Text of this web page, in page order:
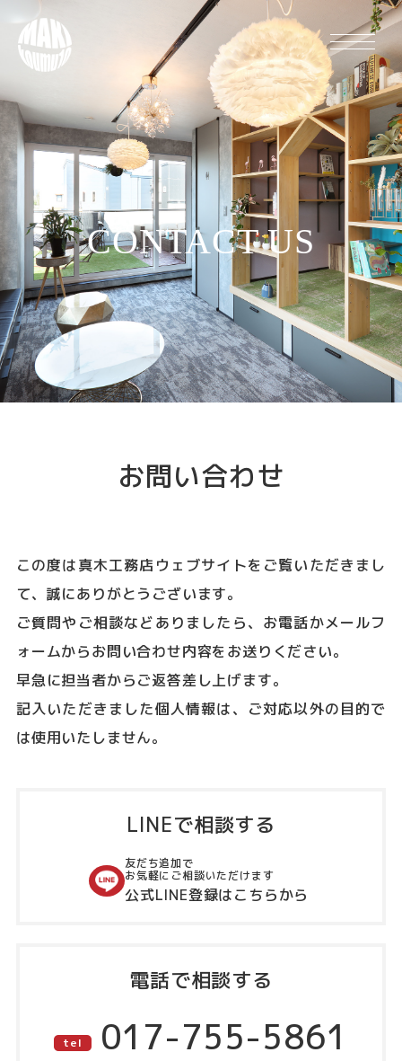
CONTACT US
お問い合わせ
この度は真木工務店ウェブサイトをご覧いただきまし
て、誠にありがとうございます。
ご質問やご相談などありましたら、お電話かメールフ
ォームからお問い合わせ内容をお送りください。
早急に担当者からご返答差し上げます。
記入いただきました個人情報は、ご対応以外の目的で
は使用いたしません。
LINEで相談する
友だち追加で
お気軽にご相談いただけます
公式LINE登録はこちらから
電話で相談する
tel 017-755-5861